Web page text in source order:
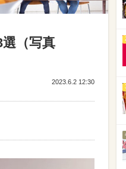
（写真
2023.6.2 12:30